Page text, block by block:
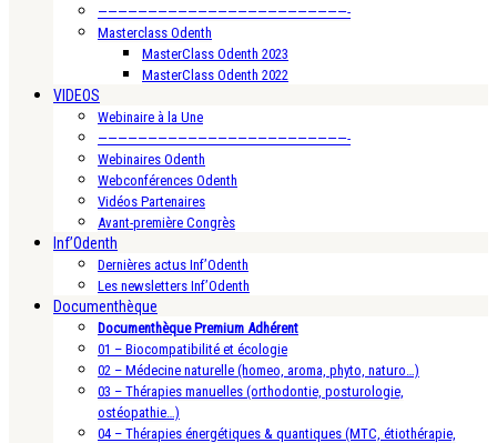
—————————————————————————-
Masterclass Odenth
MasterClass Odenth 2023
MasterClass Odenth 2022
VIDEOS
Webinaire à la Une
—————————————————————————-
Webinaires Odenth
Webconférences Odenth
Vidéos Partenaires
Avant-première Congrès
Inf’Odenth
Dernières actus Inf’Odenth
Les newsletters Inf’Odenth
Documenthèque
Documenthèque Premium Adhérent
01 – Biocompatibilité et écologie
02 – Médecine naturelle (homeo, aroma, phyto, naturo…)
03 – Thérapies manuelles (orthodontie, posturologie,
ostéopathie…)
04 – Thérapies énergétiques & quantiques (MTC, étiothérapie,